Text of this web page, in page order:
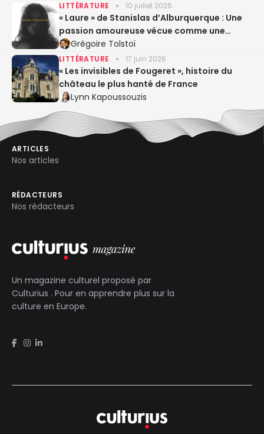
LITTÉRATURE 10 juillet 2026
« Laure » de Stanislas d’Alburquerque : Une
passion amoureuse vécue comme une
expérience sacrée
Grégoire Tolstoï
LITTÉRATURE 17 juin 2026
« Les invisibles de Fougeret », histoire du
château le plus hanté de France
Lynn Kapoussouzis
Un magazine culturel proposé par
Culturius . Pour en apprendre plus sur la
culture en Europe.
ARTICLES
Nos articles
RÉDACTEURS
Nos rédacteurs